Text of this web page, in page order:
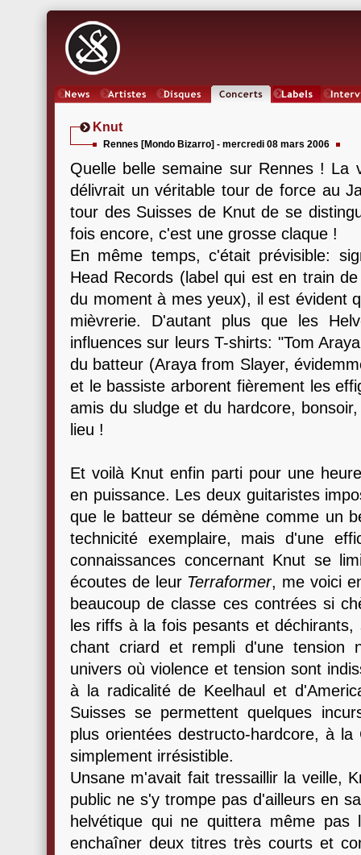
Knut
Rennes [Mondo Bizarro] - mercredi 08 mars 2006
Quelle belle semaine sur Rennes ! La
délivrait un véritable tour de force au
tour des Suisses de Knut de se
fois encore, c'est une grosse claque !
En même temps, c'était prévisible:
Head Records (label qui est en train
du moment à mes yeux), il est évident
mièvrerie. D'autant plus que les
influences sur leurs T-shirts: "Tom
du batteur (Araya from Slayer,
et le bassiste arborent fièrement les
amis du sludge et du hardcore,
lieu !
Et voilà Knut enfin parti pour une
en puissance. Les deux guitaristes
que le batteur se démène comme un
technicité exemplaire, mais d'une
connaissances concernant Knut se
écoutes de leur Terraformer, me voici
beaucoup de classe ces contrées si
les riffs à la fois pesants et
chant criard et rempli d'une tension
univers où violence et tension sont
à la radicalité de Keelhaul et
Suisses se permettent quelques
plus orientées destructo-hardcore, à
simplement irrésistible.
Unsane m'avait fait tressaillir la veille,
public ne s'y trompe pas d'ailleurs en
helvétique qui ne quittera même
enchaîner deux titres très courts et